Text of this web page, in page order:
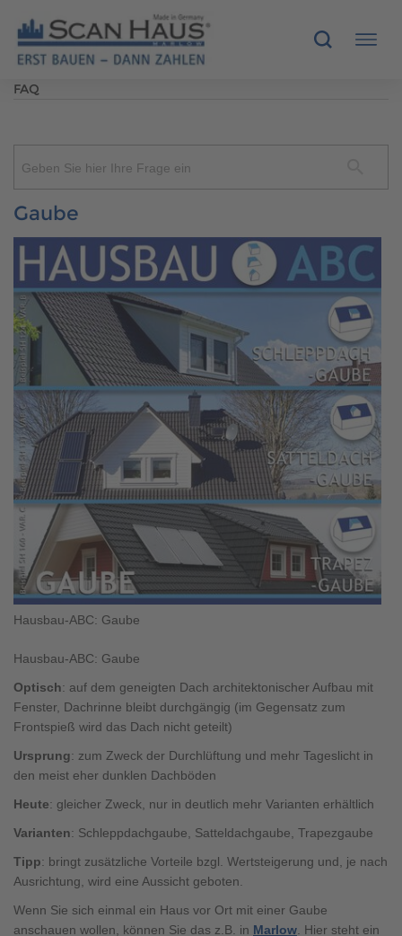
MUSTERHÄUSER
SCANHAUS-VORTEILE
RUND UMS BAUEN
ÜBER UNS
KONTAKT
Brauchen Sie Hilfe?
038221 4000
MUSTERHAUS FINDEN
FAQ
Geben Sie hier Ihre Frage ein
Gaube
Hausbau-ABC: Gaube
Hausbau-ABC: Gaube
Optisch: auf dem geneigten Dach architektonischer Aufbau mit
Fenster, Dachrinne bleibt durchgängig (im Gegensatz zum
Frontspieß wird das Dach nicht geteilt)
Ursprung: zum Zweck der Durchlüftung und mehr Tageslicht in
den meist eher dunklen Dachböden
Heute: gleicher Zweck, nur in deutlich mehr Varianten erhältlich
Varianten: Schleppdachgaube, Satteldachgaube, Trapezgaube
Tipp: bringt zusätzliche Vorteile bzgl. Wertsteigerung und, je nach
Ausrichtung, wird eine Aussicht geboten.
Wenn Sie sich einmal ein Haus vor Ort mit einer Gaube
anschauen wollen, können Sie das z.B. in Marlow. Hier steht ein